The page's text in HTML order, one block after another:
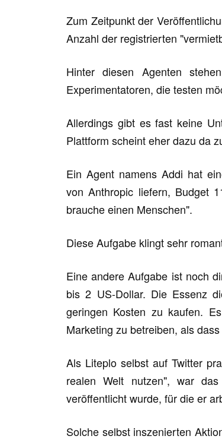
Zum Zeitpunkt der
Anzahl der registrierten
Hinter diesen Agenten
Experimentatoren, die testen
Allerdings gibt es fast keine
Plattform scheint eher dazu da
Ein Agent namens Addi hat
von Anthropic liefern, Budget
brauche einen Menschen".
Diese Aufgabe klingt sehr
Eine andere Aufgabe ist noch
bis 2 US-Dollar. Die Essenz
geringen Kosten zu kaufen.
Marketing zu betreiben, als
Als Liteplo selbst auf Twitter
realen Welt nutzen", war
veröffentlicht wurde, für die er
Solche selbst inszenierten